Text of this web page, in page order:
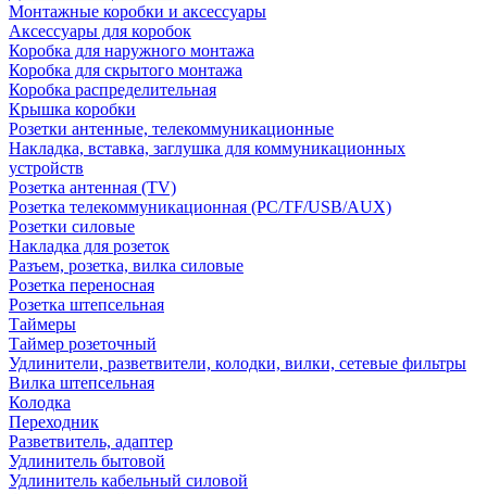
Монтажные коробки и аксессуары
Аксессуары для коробок
Коробка для наружного монтажа
Коробка для скрытого монтажа
Коробка распределительная
Крышка коробки
Розетки антенные, телекоммуникационные
Накладка, вставка, заглушка для коммуникационных
устройств
Розетка антенная (TV)
Розетка телекоммуникационная (PC/TF/USB/AUX)
Розетки силовые
Накладка для розеток
Разъем, розетка, вилка силовые
Розетка переносная
Розетка штепсельная
Таймеры
Таймер розеточный
Удлинители, разветвители, колодки, вилки, сетевые фильтры
Вилка штепсельная
Колодка
Переходник
Разветвитель, адаптер
Удлинитель бытовой
Удлинитель кабельный силовой